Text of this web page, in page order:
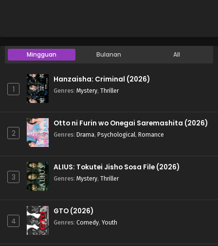
Mingguan Bulanan All
1
Hanzaisha: Criminal (2026)
Genres: Mystery, Thriller
2
Otto ni Furin wo Onegai Saremashita (2026)
Genres: Drama, Psychological, Romance
3
ALIUS: Tokutei Jisho Sosa File (2026)
Genres: Mystery, Thriller
4
GTO (2026)
Genres: Comedy, Youth